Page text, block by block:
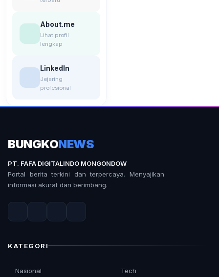
About.me
Lihat profil
lengkap
LinkedIn
Jejaring
profesional
BUNGKONEWS
PT. FAFA DIGITALINDO MONGONDOW
Portal berita terkini dan terpercaya. Menyajikan
informasi akurat dan berimbang.
KATEGORI
Nasional Tech